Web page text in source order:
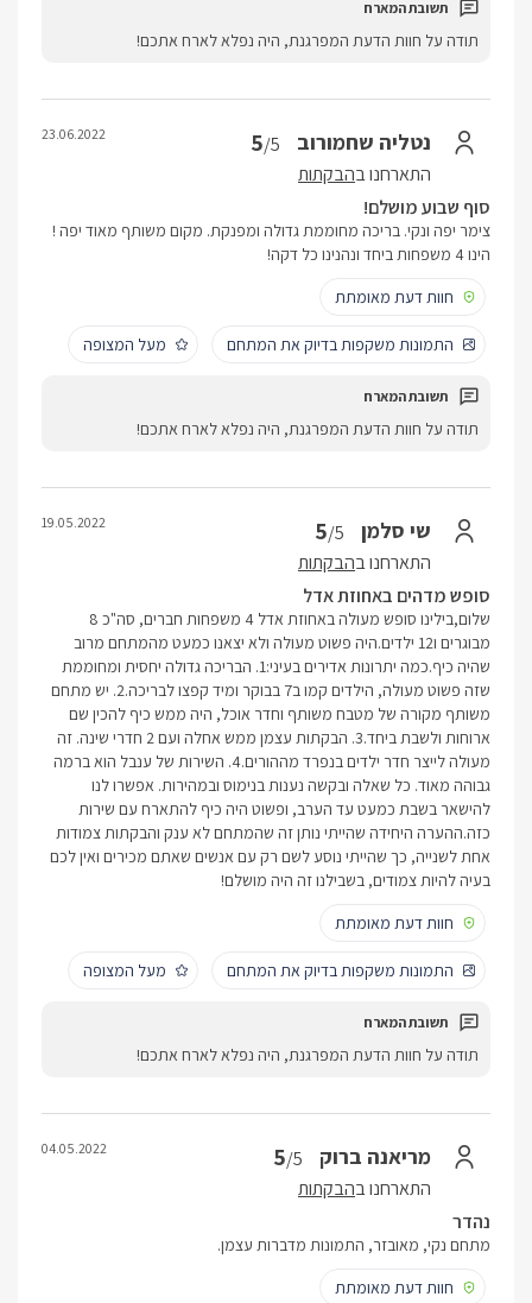
תודה על חוות הדעת המפרגנת, היה נפלא לארח אתכם!
נטליה שחמורוב 5/5
התארחנו בהבקתות
23.06.2022
סוף שבוע מושלם!
צימר יפה ונקי. בריכה מחוממת גדולה ומפנקת. מקום משותף מאוד יפה !
הינו 4 משפחות ביחד ונהנינו כל דקה!
חוות דעת מאומתת
התמונות משקפות בדיוק את המתחם מעל המצופה
תודה על חוות הדעת המפרגנת, היה נפלא לארח אתכם!
שי סלמן 5/5
התארחנו בהבקתות
19.05.2022
סופש מדהים באחוזת אדל
שלום,בילינו סופש מעולה באחוזת אדל 4 משפחות חברים, סה"כ 8
מבוגרים ו12 ילדים.היה פשוט מעולה ולא יצאנו כמעט מהמתחם מרוב
שהיה כיף.כמה יתרונות אדירים בעיני:1. הבריכה גדולה יחסית ומחוממת
שזה פשוט מעולה, הילדים קמו ב7 בבוקר ומיד קפצו לבריכה.2. יש מתחם
משותף מקורה של מטבח משותף וחדר אוכל, היה ממש כיף להכין שם
ארוחות ולשבת ביחד.3. הבקתות עצמן ממש אחלה ועם 2 חדרי שינה. זה
מעולה לייצר חדר ילדים בנפרד מההורים.4. השירות של ענבל הוא ברמה
גבוהה מאוד. כל שאלה ובקשה נענות בנימוס ובמהירות. אפשרו לנו
להישאר בשבת כמעט עד הערב, ופשוט היה כיף להתארח עם שירות
כזה.ההערה היחידה שהייתי נותן זה שהמתחם לא ענק והבקתות צמודות
אחת לשנייה, כך שהייתי נוסע לשם רק עם אנשים שאתם מכירים ואין לכם
בעיה להיות צמודים, בשבילנו זה היה מושלם!
חוות דעת מאומתת
התמונות משקפות בדיוק את המתחם מעל המצופה
תודה על חוות הדעת המפרגנת, היה נפלא לארח אתכם!
מריאנה ברוק 5/5
התארחנו בהבקתות
04.05.2022
נהדר
מתחם נקי, מאובזר, התמונות מדברות עצמן.
חוות דעת מאומתת